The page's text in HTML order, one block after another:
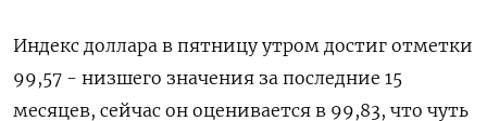
Индекс доллара в пятницу утром достиг отметки
99,57 - низшего значения за последние 15
месяцев, сейчас он оценивается в 99,83, что чуть